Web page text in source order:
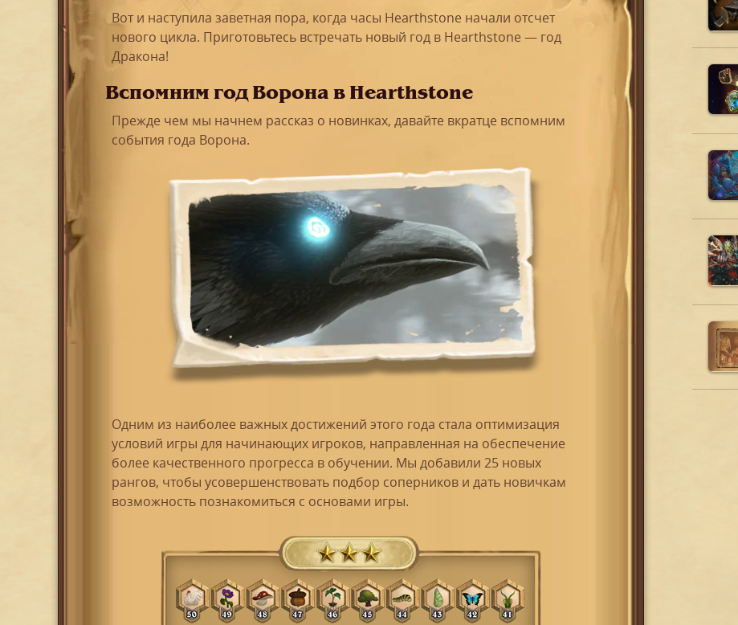
Вот и наступила заветная пора, когда часы Hearthstone начали отсчет
нового цикла. Приготовьтесь встречать новый год в Hearthstone — год
Дракона!
Вспомним год Ворона в Hearthstone
Прежде чем мы начнем рассказ о новинках, давайте вкратце вспомним
события года Ворона.
Одним из наиболее важных достижений этого года стала оптимизация
условий игры для начинающих игроков, направленная на обеспечение
более качественного прогресса в обучении. Мы добавили 25 новых
рангов, чтобы усовершенствовать подбор соперников и дать новичкам
возможность познакомиться с основами игры.